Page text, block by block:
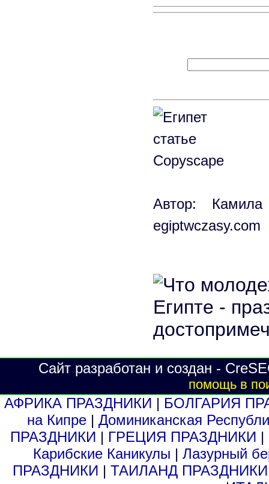
Автор:
egiptwczasy.com
Сайт разработан и создан -
помощь в
АФРИКА ПРАЗДНИКИ | БОЛГАРИЯ
на Кипре |Доминиканская
ПРАЗДНИКИ | ГРЕЦИЯ ПРАЗДНИКИ |
Карибские Каникулы |Лазурный
ПРАЗДНИКИ |ТАИЛАНД